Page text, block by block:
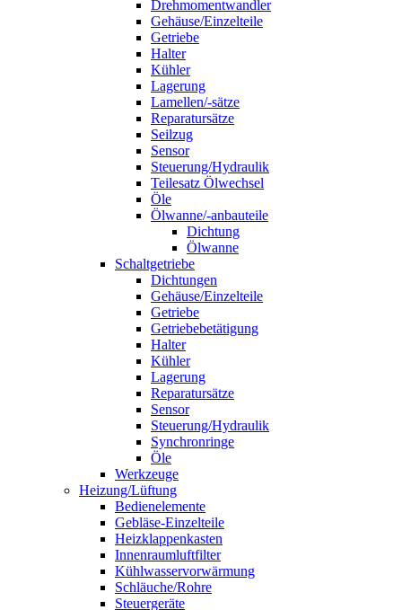
Drehmomentwandler
Gehäuse/Einzelteile
Getriebe
Halter
Kühler
Lagerung
Lamellen/-sätze
Reparatursätze
Seilzug
Sensor
Steuerung/Hydraulik
Teilesatz Ölwechsel
Öle
Ölwanne/-anbauteile
Dichtung
Ölwanne
Schaltgetriebe
Dichtungen
Gehäuse/Einzelteile
Getriebe
Getriebebetätigung
Halter
Kühler
Lagerung
Reparatursätze
Sensor
Steuerung/Hydraulik
Synchronringe
Öle
Werkzeuge
Heizung/Lüftung
Bedienelemente
Gebläse-Einzelteile
Heizklappenkasten
Innenraumluftfilter
Kühlwasservorwärmung
Schläuche/Rohre
Steuergeräte